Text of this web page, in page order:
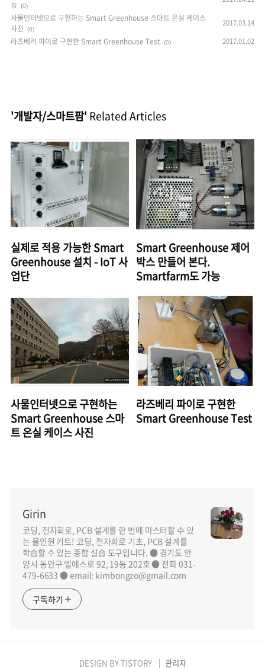
능
(0)
사물인터넷으로 구현하는 Smart Greenhouse 스마트 온실 케이스
사진
(0)
2017.03.14
라즈베리 파이로 구현한 Smart Greenhouse Test (0) 2017.01.02
'개발자/스마트팜' Related Articles
실제로 적용 가능한 Smart
Greenhouse 설치 - IoT 사
업단
Smart Greenhouse 제어
박스 만들어 본다.
Smartfarm도 가능
사물인터넷으로 구현하는
Smart Greenhouse 스마
트 온실 케이스 사진
라즈베리 파이로 구현한
Smart Greenhouse Test
Girin
코딩, 전자회로, PCB 설계를 한 번에 마스터할 수 있
는 올인원 키트! 코딩, 전자회로 기초, PCB 설계를
학습할 수 있는 종합 실습 도구입니다. ● 경기도 안
양시 동안구 엘에스로 92, 19동 202호 ● 전화 031-
479-6633 ● email: kimbongzo@gmail.com
구독하기
DESIGN BYTISTORY 관리자